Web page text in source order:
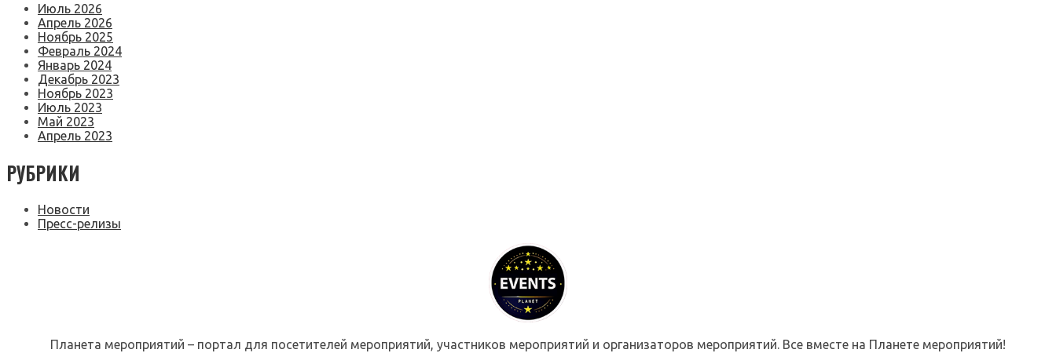
Июль 2026
Апрель 2026
Ноябрь 2025
Февраль 2024
Январь 2024
Декабрь 2023
Ноябрь 2023
Июль 2023
Май 2023
Апрель 2023
РУБРИКИ
Новости
Пресс-релизы
Планета мероприятий – портал для посетителей мероприятий, участников мероприятий и организаторов мероприятий. Все вместе на Планете мероприятий!